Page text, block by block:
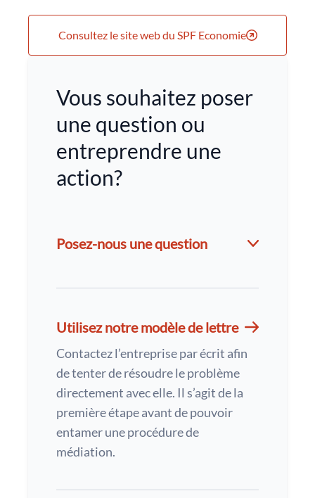
Consultez le site web du SPF Economie
Vous souhaitez poser
une question ou
entreprendre une
action?
Posez-nous une question
Utilisez notre modèle de lettre
Contactez l’entreprise par écrit afin
de tenter de résoudre le problème
directement avec elle. Il s’agit de la
première étape avant de pouvoir
entamer une procédure de
médiation.